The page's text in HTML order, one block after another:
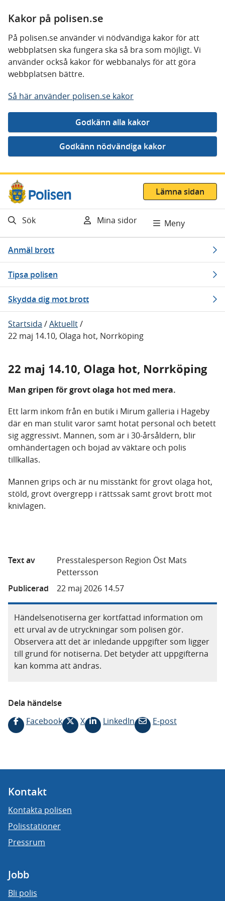
Kakor på polisen.se
På polisen.se använder vi nödvändiga kakor för att
webbplatsen ska fungera ska så bra som möjligt. Vi
använder också kakor för webbanalys för att göra
webbplatsen bättre.
Så här använder polisen.se kakor
Gå direkt till innehåll
Lämna sidan
Sök Mina sidor Meny
Anmäl brott
Tipsa polisen
Skydda dig mot brott
Startsida /Aktuellt/
22 maj 14.10, Olaga hot, Norrköping
22 maj 14.10, Olaga hot, Norrköping
Man gripen för grovt olaga hot med mera.
Ett larm inkom från en butik i Mirum galleria i Hageby
där en man stulit varor samt hotat personal och betett
sig aggressivt. Mannen, som är i 30-årsåldern, blir
omhändertagen och bojad av väktare och polis
tillkallas.
Mannen grips och är nu misstänkt för grovt olaga hot,
stöld, grovt övergrepp i rättssak samt grovt brott mot
knivlagen.
Text av
Presstalesperson Region Öst Mats
Pettersson
Publicerad
22 maj 2026 14.57
Händelsenotiserna ger kortfattad information om
ett urval av de utryckningar som polisen gör.
Observera att det är inledande uppgifter som ligger
till grund för notiserna. Det betyder att uppgifterna
kan komma att ändras.
Dela händelse
Facebook
X LinkedIn E-post
Kontakt
Kontakta polisen
Polisstationer
Pressrum
Jobb
Bli polis